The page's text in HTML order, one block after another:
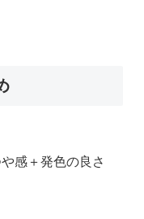
や感＋発色の良さ